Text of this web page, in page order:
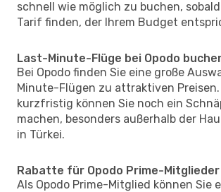
schnell wie möglich zu buchen,
Tarif finden, der Ihrem Budget
Last-Minute-Flüge bei Opodo
Bei Opodo finden Sie eine große
Minute-Flügen zu attraktiven
kurzfristig können Sie noch ein
machen, besonders außerhalb der
in Türkei.
Rabatte für Opodo Prime-Mitglieder
Als Opodo Prime-Mitglied können Sie